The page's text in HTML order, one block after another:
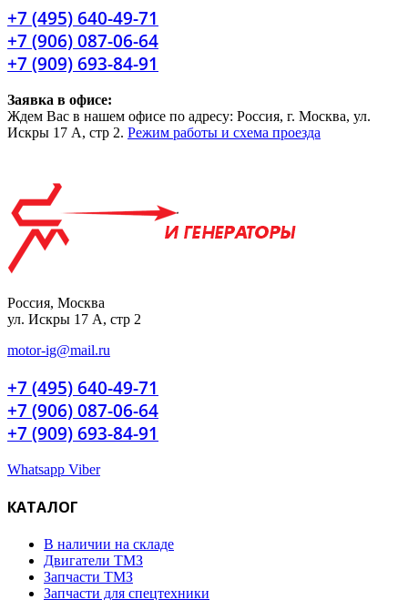
+7 (495) 640-49-71
+7 (906) 087-06-64
+7 (909) 693-84-91
Заявка в офисе:
Ждем Вас в нашем офисе по адресу: Россия, г. Москва, ул.
Искры 17 А, стр 2. Режим работы и схема проезда
Россия, Москва
ул. Искры 17 А, стр 2
motor-ig@mail.ru
+7 (495) 640-49-71
+7 (906) 087-06-64
+7 (909) 693-84-91
Whatsapp Viber
КАТАЛОГ
В наличии на складе
Двигатели ТМЗ
Запчасти ТМЗ
Запчасти для спецтехники